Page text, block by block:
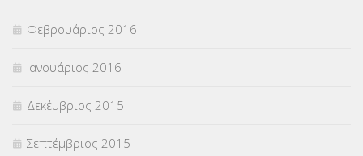
Φεβρουάριος 2016
Ιανουάριος 2016
Δεκέμβριος 2015
Σεπτέμβριος 2015